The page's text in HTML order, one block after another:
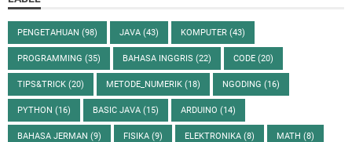
PENGETAHUAN (98) JAVA (43) KOMPUTER (43)
PROGRAMMING (35) BAHASA INGGRIS (22) CODE (20)
TIPS&TRICK (20) METODE_NUMERIK (18) NGODING (16)
PYTHON (16) BASIC JAVA (15) ARDUINO (14)
BAHASA JERMAN (9) FISIKA (9) ELEKTRONIKA (8) MATH (8)